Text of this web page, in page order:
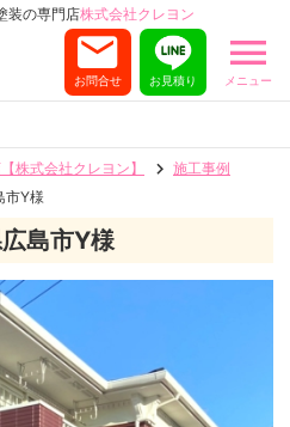
装の専門店株式会社クレヨン
メニュー
お見積り
お問合せ
株式会社クレヨン】
施工事例
市Y様
島市Y様